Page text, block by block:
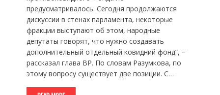
предусматривалось. Сегодня продолжаются
дискуссии в стенах парламента, некоторые
фракции выступают об этом, народные
депутаты говорят, что нужно создавать
дополнительный отдельный ковидний фонд”, –
рассказал глава ВР. По словам Разумкова, по
этому вопросу существует две позиции. С…